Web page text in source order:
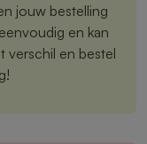
jouw bestelling
en kan
verschil en bestel